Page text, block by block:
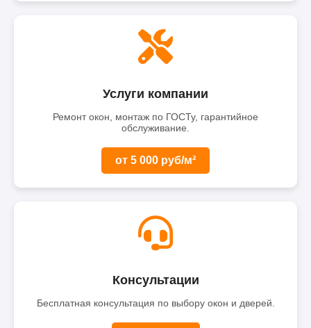
Услуги компании
Ремонт окон, монтаж по ГОСТу, гарантийное
обслуживание.
от 5 000 руб/м²
Консультации
Бесплатная консультация по выбору окон и дверей.